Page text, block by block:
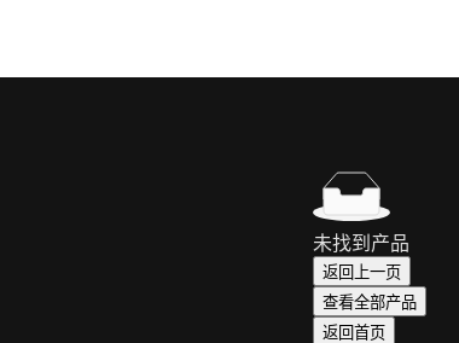
未找到产品
返回上一页
查看全部产品
返回首页